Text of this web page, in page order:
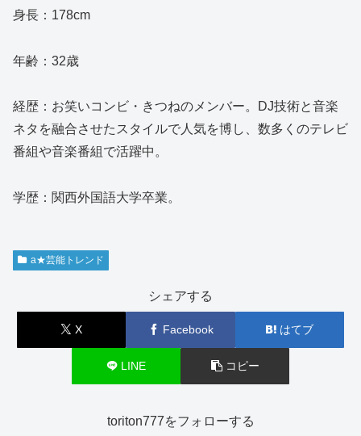
身長：178cm
年齢：32歳
経歴：お笑いコンビ・きつねのメンバー。DJ技術と音楽
ネタを融合させたスタイルで人気を博し、数多くのテレビ
番組や音楽番組で活躍中。
学歴：関西外国語大学卒業。
a★芸能トレンド
シェアする
X Facebook はてブ
LINE コピー
toriton777をフォローする